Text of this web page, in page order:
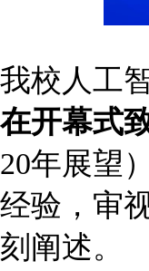
我校人工
在开幕式
20年展望
经验，审
刻阐述。